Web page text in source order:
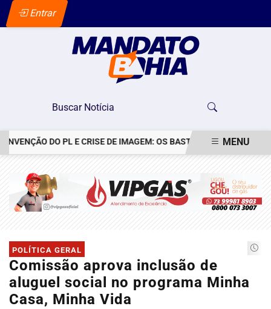
Entrar
DO PL E CRISE DE IMAGEM: OS BASTIDORES DO PEDIDO DE
MENU
POLÍTICA GERAL
Comissão aprova inclusão de
aluguel social no programa Minha
Casa, Minha Vida